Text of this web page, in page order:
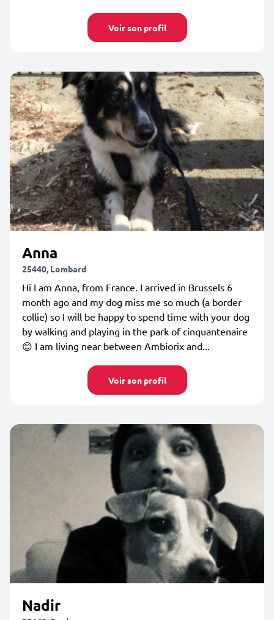
Voir son profil
Anna
25440, Lombard
Hi I am Anna, from France. I arrived in Brussels 6
month ago and my dog miss me so much (a border
collie) so I will be happy to spend time with your dog
by walking and playing in the park of cinquantenaire
😊 I am living near between Ambiorix and...
Voir son profil
Nadir